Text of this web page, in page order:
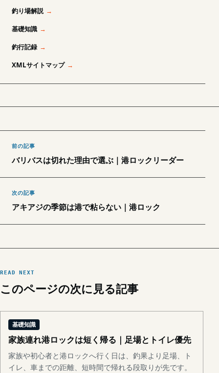
釣り場解説
基礎知識
釣行記録
XMLサイトマップ
前の記事
バリバスは切れた理由で選ぶ｜港ロックリーダー
次の記事
アキアジの季節は港で粘らない｜港ロック
READ NEXT
このページの次に見る記事
基礎知識
家族連れ港ロックは短く帰る｜足場とトイレ優先
家族や初心者と港ロックへ行く日は、釣果より足場、ト
イレ、車までの距離、短時間で帰れる段取りが先です。